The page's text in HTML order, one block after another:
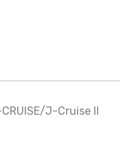
J-Cruise II